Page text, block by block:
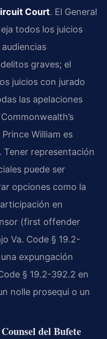
Court. El General
todos los juicios
graves; el
juicios con jurado
las apelaciones
William es
Tener representación
puede ser
opciones como la
en
(first offender
Va. Code § 19.2-
expungación
§ 19.2-392.2 en
nolle prosequi o un
del Bufete